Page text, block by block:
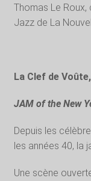
Thomas Le
Jazz de La
La Clef de
JAM of the New
Depuis les
les années 40, la
Une scène